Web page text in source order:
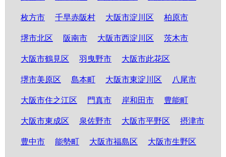
枚方市 千早赤阪村 大阪市淀川区 柏原市
堺市北区 阪南市 大阪市西淀川区 茨木市
大阪市鶴見区 羽曳野市 大阪市此花区
堺市美原区 島本町 大阪市東淀川区 八尾市
大阪市住之江区 門真市 岸和田市 豊能町
大阪市東成区 泉佐野市 大阪市平野区 摂津市
豊中市 能勢町 大阪市福島区 大阪市生野区